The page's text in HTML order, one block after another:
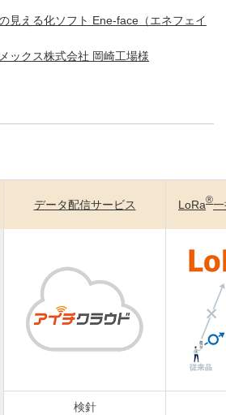
見える化ソフト Ene-face（エネフェイ
ックス株式会社 岡崎工場様
データ配信サービス LoRa®
検針